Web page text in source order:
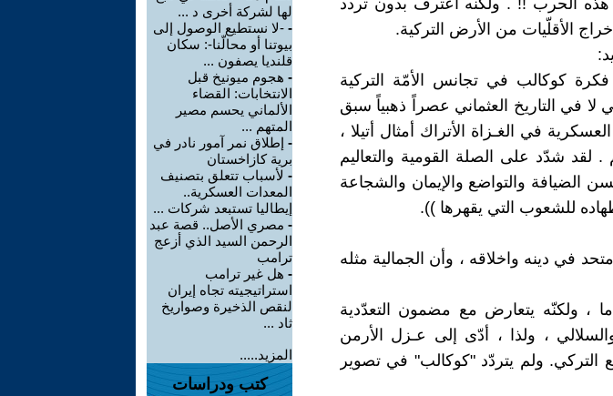
هذه الحرب !! . ولكنه اعترف بدون تردد
الأقلّيات من الأرض التركية.
كوكالب في تجانس الأمّة التركية
لا في التاريخ العثماني عصراً ذهبياً سبق
في الغـزاة الأتراك أمثال أتيلا ،
لقد شدّد على الصلة القومية والتعاليم
الضيافة والتواضع والإيمان والشجاعة
للشعوب التي يقهرها )).
في دينه واخلاقه ، وأن الجمالية مثله
، ولكنّه يتعارض مع مضمون التعدّدية
والسلالي ، ولذا ، أدّى إلى عـزل الأرمن
التركي. ولم يتردّد "كوكالب" في تصوير
لها لشركة أخرى د ...
- -لا نستطيع الوصول إلى
بيوتنا أو محالّنا-: سكان
قلنديا يصفون ...
- هجوم ميونيخ قبل
الانتخابات: القضاء
الألماني يحسم مصير
المتهم ...
- إطلاق نمر آمور نادر في
برية كازاخستان
- لأسباب تتعلق بتصنيف
المعدات العسكرية..
إيطاليا تستبعد شركات ...
- مصري الأصل.. قصة عبد
الرحمن السيد الذي أزعج
ترامب
- هل غير ترامب
استراتيجيته تجاه إيران
لنقص الذخيرة وصواريخ
ثاد ...
المزيد.....
كتب ودراسات